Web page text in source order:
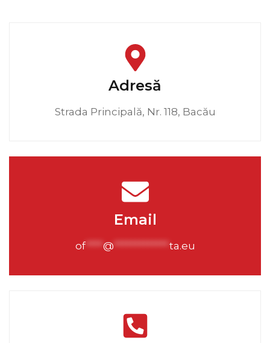
Adresă
Strada Principală, Nr. 118, Bacău
Email
of****@*************ta.eu